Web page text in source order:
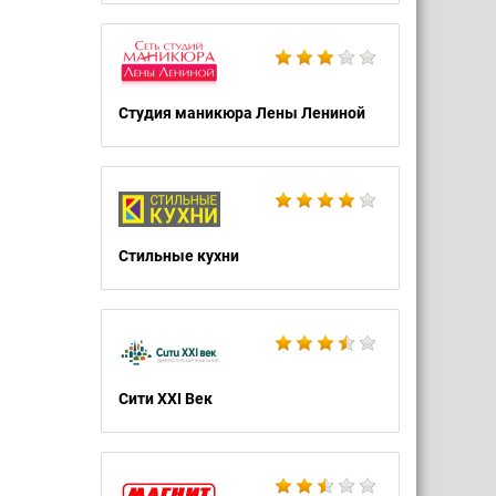
Студия маникюра Лены Лениной
Стильные кухни
Сити XXI Век